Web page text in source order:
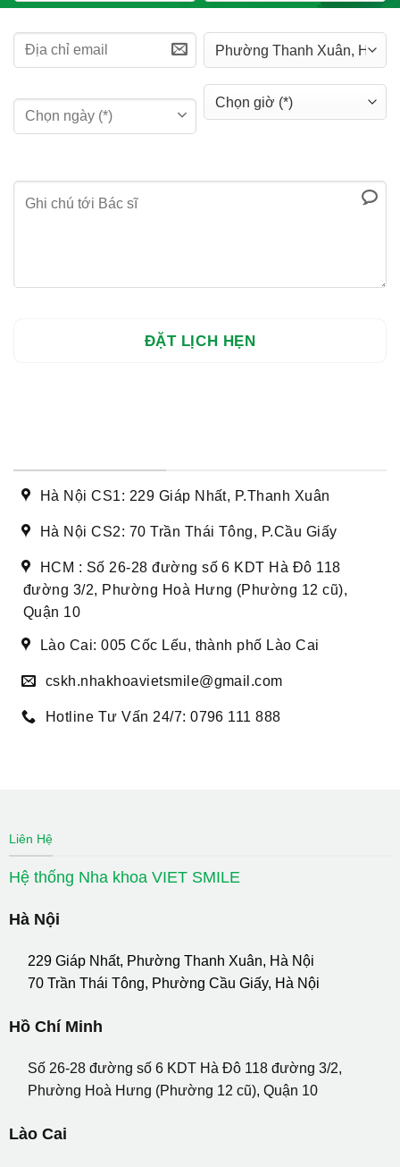
Hà Nội CS1: 229 Giáp Nhất, P.Thanh Xuân
Hà Nội CS2: 70 Trần Thái Tông, P.Cầu Giấy
HCM : Số 26-28 đường số 6 KDT Hà Đô 118
đường 3/2, Phường Hoà Hưng (Phường 12 cũ),
Quận 10
Lào Cai: 005 Cốc Lếu, thành phố Lào Cai
cskh.nhakhoavietsmile@gmail.com
Hotline Tư Vấn 24/7: 0796 111 888
Liên Hệ
Hệ thống Nha khoa VIET SMILE
Hà Nội
229 Giáp Nhất, Phường Thanh Xuân, Hà Nội
70 Trần Thái Tông, Phường Cầu Giấy, Hà Nội
Hồ Chí Minh
Số 26-28 đường số 6 KDT Hà Đô 118 đường 3/2,
Phường Hoà Hưng (Phường 12 cũ), Quận 10
Lào Cai